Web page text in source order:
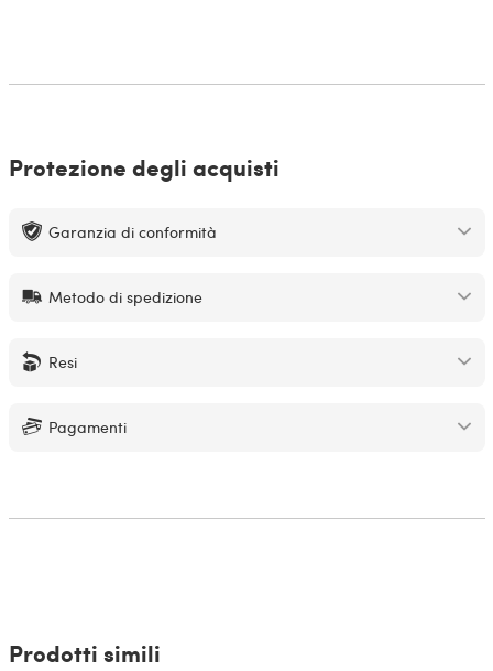
Protezione degli acquisti
Garanzia di conformità
Metodo di spedizione
Resi
Pagamenti
Prodotti simili